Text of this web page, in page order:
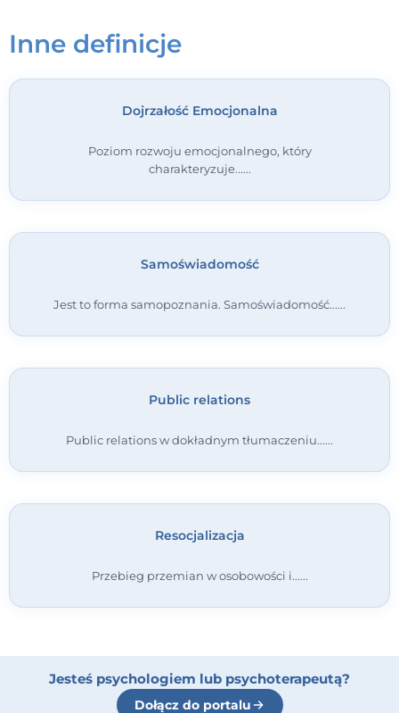
Dla specjalistów
Kontakt
Inne definicje
Dojrzałość Emocjonalna
Poziom rozwoju emocjonalnego, który
charakteryzuje...
Samoświadomość
Jest to forma samopoznania. Samoświadomość...
Public relations
Public relations w dokładnym tłumaczeniu...
Resocjalizacja
Przebieg przemian w osobowości i...
Jesteś psychologiem lub psychoterapeutą?
Dołącz do portalu